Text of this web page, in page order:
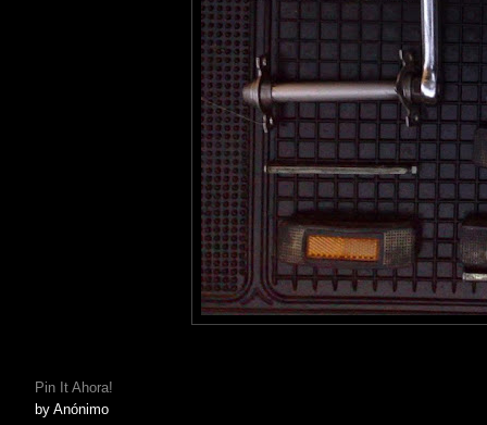
Pin It Ahora!
by Anónimo